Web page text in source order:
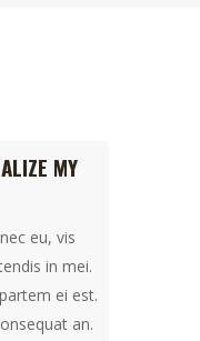
MY
eu, vis
in mei.
ei est.
an.